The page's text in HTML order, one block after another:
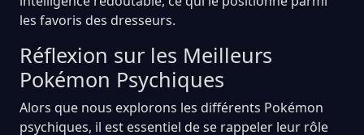
les favoris des dresseurs.
Réflexion sur les Meilleurs
Pokémon Psychiques
Alors que nous explorons les différents Pokémon
psychiques, il est essentiel de se rappeler leur rôle